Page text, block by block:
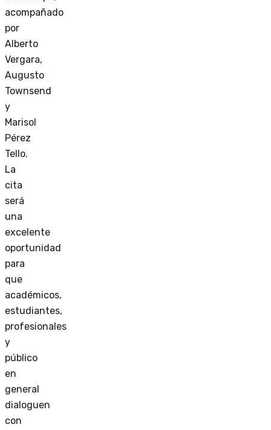
acompañado
por
Alberto
Vergara,
Augusto
Townsend
y
Marisol
Pérez
Tello.
La
cita
será
una
excelente
oportunidad
para
que
académicos,
estudiantes,
profesionales
y
público
en
general
dialoguen
con